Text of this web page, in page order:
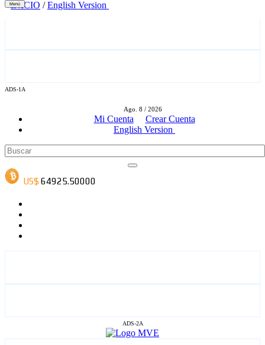
ADS-1A
Ago. 8 / 2026
Mi Cuenta
Crear Cuenta
English Version
ADS-2A
Menú
INICIO /English Version
ADS-3B